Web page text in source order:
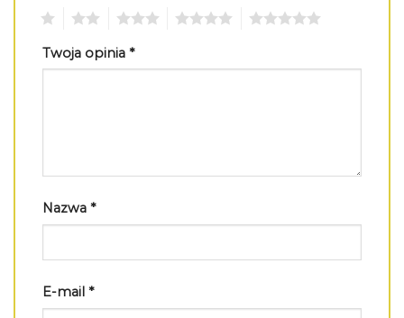
Twoja opinia *
Nazwa *
E-mail *